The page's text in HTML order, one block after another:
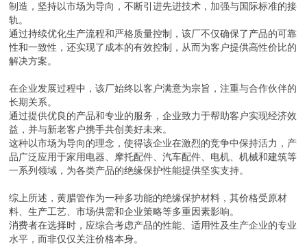
制造，坚持以市场为导向，不断引进先进技术，加强与国际标准的接
轨。
通过持续优化生产流程和严格质量控制，该厂不仅确保了产品的可靠
性和一致性，还实现了成本的有效控制，从而为客户提供高性价比的
解决方案。
在企业发展过程中，该厂始终以客户满意为宗旨，注重与合作伙伴的
长期关系。
通过提供优良的产品和专业的服务，企业致力于帮助客户实现经济效
益，并与新老客户携手共创美好未来。
这种以市场为导向的理念，使得该企业在激烈的竞争中保持活力，产
品广泛应用于家用电器、摩托配件、汽车配件、电机、机械和建筑等
一系列领域，为各类产品的绝缘保护性能提供坚实支持。
综上所述，黄腊管作为一种多功能的绝缘保护材料，其价格受原材
料、生产工艺、市场供需和企业策略等多重因素影响。
消费者在选择时，应综合考虑产品的性能、适用性及生产企业的专业
水平，而非仅仅关注价格本身。